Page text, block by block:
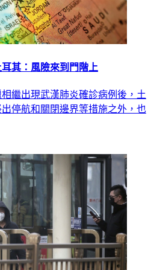
其：風險來到門階上
繼出現武漢肺炎確診病例後，土
停航和關閉邊界等措施之外，也